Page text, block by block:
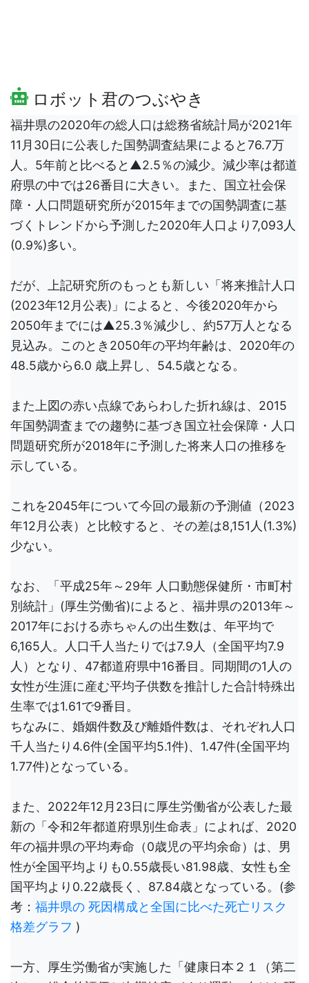
ロボット君のつぶやき
福井県の2020年の総人口は総務省統計局が2021年
11月30日に公表した国勢調査結果によると76.7万
人。5年前と比べると▲2.5％の減少。減少率は都道
府県の中では26番目に大きい。また、国立社会保
障・人口問題研究所が2015年までの国勢調査に基
づくトレンドから予測した2020年人口より7,093人
(0.9%)多い。
だが、上記研究所のもっとも新しい「将来推計人口
(2023年12月公表)」によると、今後2020年から
2050年までには▲25.3％減少し、約57万人となる
見込み。このとき2050年の平均年齢は、2020年の
48.5歳から6.0 歳上昇し、54.5歳となる。
また上図の赤い点線であらわした折れ線は、2015
年国勢調査までの趨勢に基づき国立社会保障・人口
問題研究所が2018年に予測した将来人口の推移を
示している。
これを2045年について今回の最新の予測値（2023
年12月公表）と比較すると、その差は8,151人(1.3%)
少ない。
なお、「平成25年～29年 人口動態保健所・市町村
別統計」(厚生労働省)によると、福井県の2013年～
2017年における赤ちゃんの出生数は、年平均で
6,165人。人口千人当たりでは7.9人（全国平均7.9
人）となり、47都道府県中16番目。同期間の1人の
女性が生涯に産む平均子供数を推計した合計特殊出
生率では1.61で9番目。
ちなみに、婚姻件数及び離婚件数は、それぞれ人口
千人当たり4.6件(全国平均5.1件)、1.47件(全国平均
1.77件)となっている。
また、2022年12月23日に厚生労働省が公表した最
新の「令和2年都道府県別生命表」によれば、2020
年の福井県の平均寿命（0歳児の平均余命）は、男
性が全国平均よりも0.55歳長い81.98歳、女性も全
国平均より0.22歳長く、87.84歳となっている。(参
考： 福井県の 死因構成と全国に比べた死亡リスク
格差グラフ )
一方、厚生労働省が実施した「健康日本２１（第二